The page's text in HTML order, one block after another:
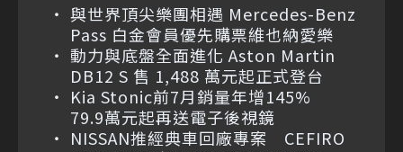
與世界頂尖樂團相遇 Mercedes-Benz
Pass 白金會員優先購票維也納愛樂
動力與底盤全面進化 Aston Martin
DB12 S 售 1,488 萬元起正式登台
Kia Stonic前7月銷量年增145%
79.9萬元起再送電子後視鏡
NISSAN推經典車回廠專案 CEFIRO